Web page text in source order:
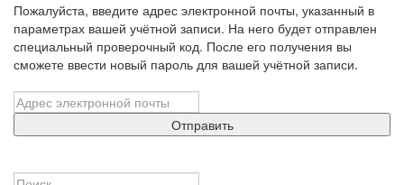
Пожалуйста, введите адрес электронной почты, указанный в
параметрах вашей учётной записи. На него будет отправлен
специальный проверочный код. После его получения вы
сможете ввести новый пароль для вашей учётной записи.
Отправить